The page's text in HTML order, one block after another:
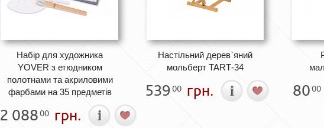
Набір для художника
YOVER з етюдником
полотнами та акриловими
фарбами на 35 предметів
2 08800 грн.
Настільний дерев`яний
мольберт ТАRТ-34
539 00 грн. 8000